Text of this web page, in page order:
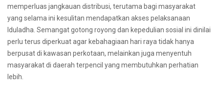
memperluas jangkauan distribusi, terutama bagi masyarakat
yang selama ini kesulitan mendapatkan akses pelaksanaan
Iduladha. Semangat gotong royong dan kepedulian sosial ini dinilai
perlu terus diperkuat agar kebahagiaan hari raya tidak hanya
berpusat di kawasan perkotaan, melainkan juga menyentuh
masyarakat di daerah terpencil yang membutuhkan perhatian
lebih.